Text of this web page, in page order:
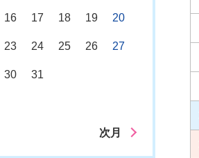
16 17 18 19 20
23 24 25 26 27
30 31
次月